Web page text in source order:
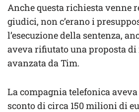
Anche questa richiesta venne
giudici, non c’erano i
l’esecuzione della sentenza,
aveva rifiutato una proposta
avanzata da Tim.
La compagnia telefonica
sconto di circa 150 milioni di